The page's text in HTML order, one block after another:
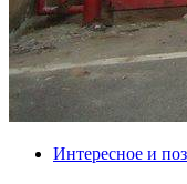
Интересное и